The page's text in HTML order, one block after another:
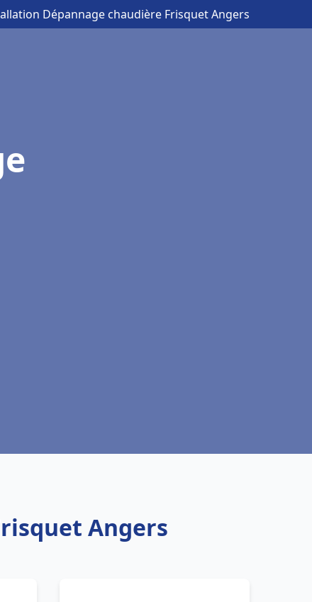
Dépannage chaudière Frisquet Angers
Angers